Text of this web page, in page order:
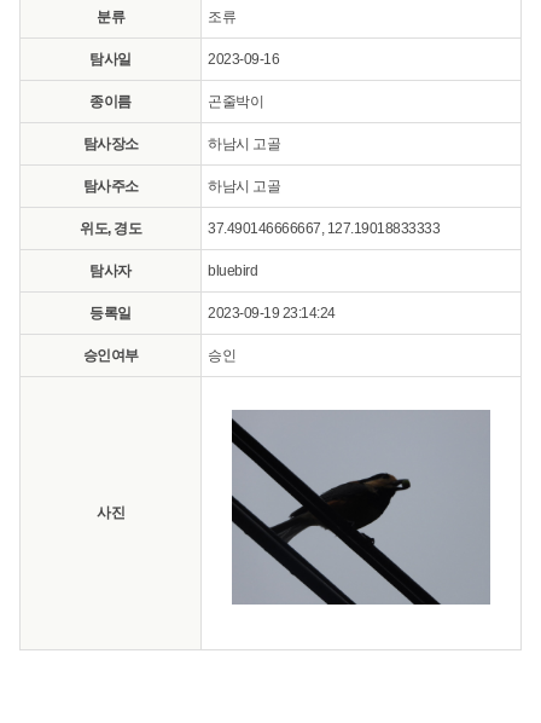
분류 조류
탐사일 2023-09-16
종이름 곤줄박이
탐사장소 하남시 고골
탐사주소 하남시 고골
위도, 경도 37.490146666667, 127.19018833333
탐사자 bluebird
등록일 2023-09-19 23:14:24
승인여부 승인
사진